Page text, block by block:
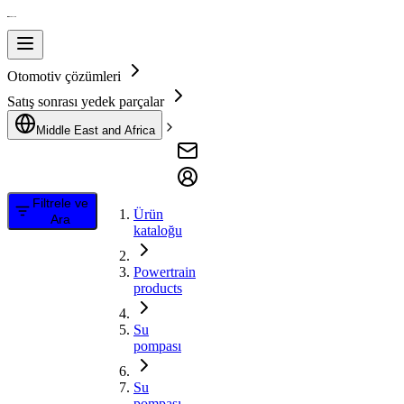
Otomotiv çözümleri
Satış sonrası yedek parçalar
Middle East and Africa
Filtrele ve
Ara
Ürün
kataloğu
Powertrain
products
Su
pompası
Su